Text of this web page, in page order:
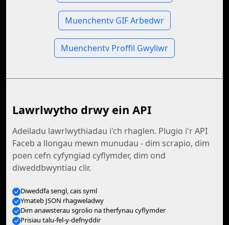
Muenchentv GIF Arbedwr
Muenchentv Proffil Gwyliwr
Lawrlwytho drwy ein API
Adeiladu lawrlwythiadau i'ch rhaglen. Plugio i'r API
Faceb a llongau mewn munudau - dim scrapio, dim
poen cefn cyfyngiad cyflymder, dim ond
diweddbwyntiau clir.
Diweddfa sengl, cais syml
Ymateb JSON rhagweladwy
Dim anawsterau sgrolio na therfynau cyflymder
Prisiau talu-fel-y-defnyddir